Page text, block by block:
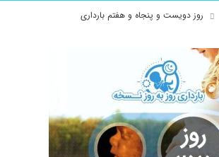
روز دویست و پنجاه و هفتم بارداری